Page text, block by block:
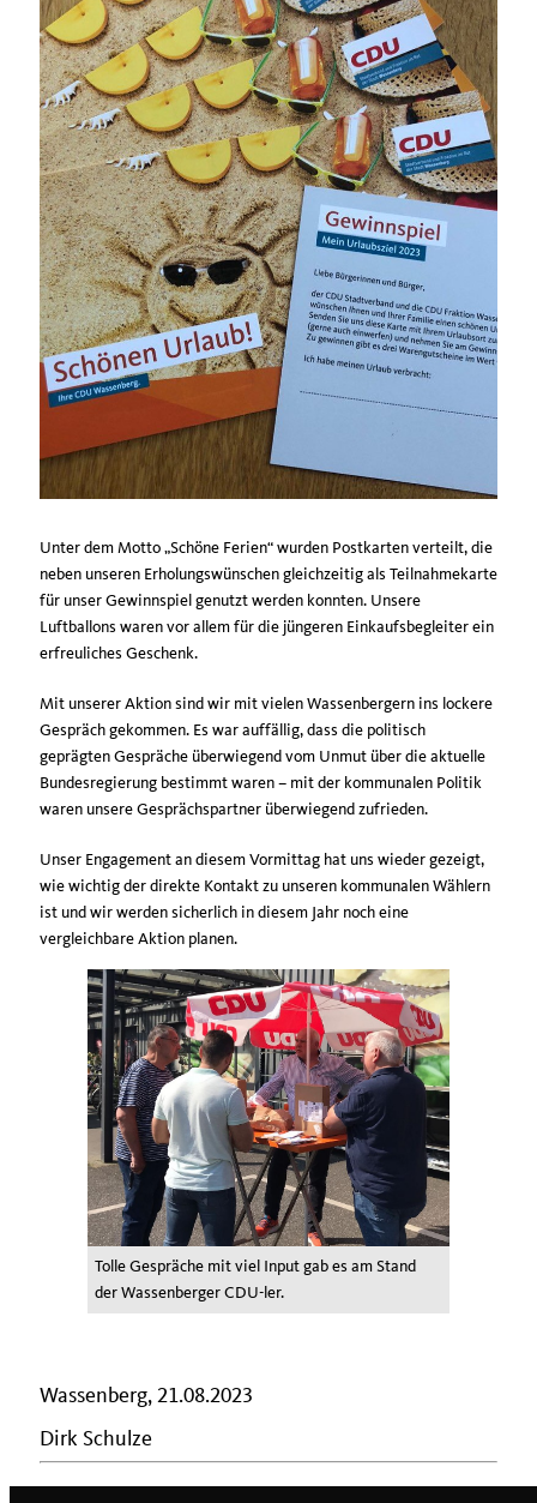
Unter dem Motto „Schöne Ferien“ wurden Postkarten verteilt, die
neben unseren Erholungswünschen gleichzeitig als Teilnahmekarte
für unser Gewinnspiel genutzt werden konnten. Unsere
Luftballons waren vor allem für die jüngeren Einkaufsbegleiter ein
erfreuliches Geschenk.
Mit unserer Aktion sind wir mit vielen Wassenbergern ins lockere
Gespräch gekommen. Es war auffällig, dass die politisch
geprägten Gespräche überwiegend vom Unmut über die aktuelle
Bundesregierung bestimmt waren – mit der kommunalen Politik
waren unsere Gesprächspartner überwiegend zufrieden.
Unser Engagement an diesem Vormittag hat uns wieder gezeigt,
wie wichtig der direkte Kontakt zu unseren kommunalen Wählern
ist und wir werden sicherlich in diesem Jahr noch eine
vergleichbare Aktion planen.
Tolle Gespräche mit viel Input gab es am Stand
der Wassenberger CDU-ler.
Wassenberg, 21.08.2023
Dirk Schulze